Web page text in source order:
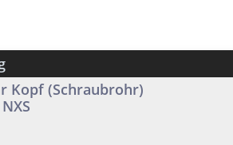
Kopf (Schraubrohr)